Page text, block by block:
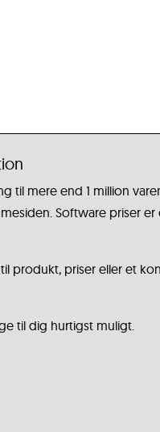
til mere end 1 million
Software priser
produkt, priser eller et
til dig hurtigst muligt.